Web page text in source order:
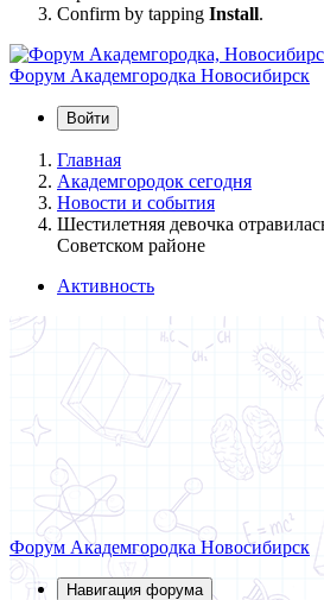
Confirm by tapping Install.
Форум Академгородка Новосибирск
Войти
Главная
Академгородок сегодня
Новости и события
Шестилетняя девочка
Советском районе
Активность
Форум Академгородка Новосибирск
Навигация форума